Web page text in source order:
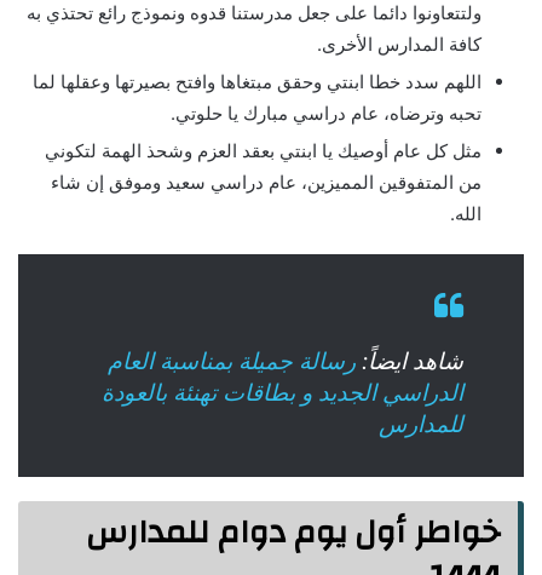
ولتتعاونوا دائما على جعل مدرستنا قدوه ونموذج رائع تحتذي به
كافة المدارس الأخرى.
اللهم سدد خطا ابنتي وحقق مبتغاها وافتح بصيرتها وعقلها لما
تحبه وترضاه، عام دراسي مبارك يا حلوتي.
مثل كل عام أوصيك يا ابنتي بعقد العزم وشحذ الهمة لتكوني
من المتفوقين المميزين، عام دراسي سعيد وموفق إن شاء
الله.
شاهد ايضاً: رسالة جميلة بمناسبة العام
الدراسي الجديد و بطاقات تهنئة بالعودة
للمدارس
خواطر أول يوم دوام للمدارس